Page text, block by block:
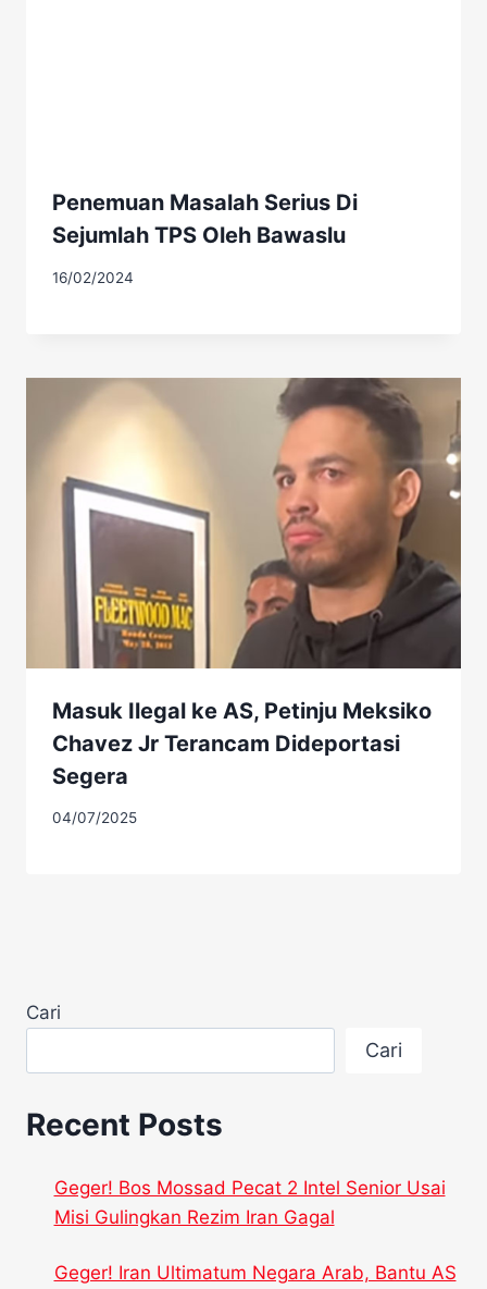
Penemuan Masalah Serius Di
Sejumlah TPS Oleh Bawaslu
16/02/2024
Masuk Ilegal ke AS, Petinju Meksiko
Chavez Jr Terancam Dideportasi
Segera
04/07/2025
Cari
Cari
Recent Posts
Geger! Bos Mossad Pecat 2 Intel Senior Usai
Misi Gulingkan Rezim Iran Gagal
Geger! Iran Ultimatum Negara Arab, Bantu AS